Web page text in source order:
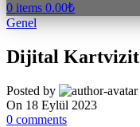
0 items 0.00₺
Genel
Dijital Kartvizit
Posted by
On 18 Eylül 2023
0 comments